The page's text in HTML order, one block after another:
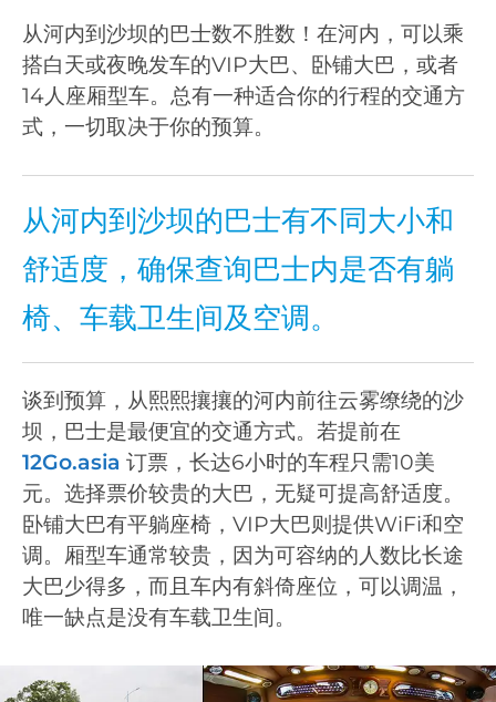
从河内到沙坝的巴士数不胜数！在河内，可以乘
搭白天或夜晚发车的VIP大巴、卧铺大巴，或者
14人座厢型车。总有一种适合你的行程的交通方
式，一切取决于你的预算。
从河内到沙坝的巴士有不同大小和
舒适度，确保查询巴士内是否有躺
椅、车载卫生间及空调。
谈到预算，从熙熙攘攘的河内前往云雾缭绕的沙
坝，巴士是最便宜的交通方式。若提前在
12Go.asia 订票，长达6小时的车程只需10美
元。选择票价较贵的大巴，无疑可提高舒适度。
卧铺大巴有平躺座椅，VIP大巴则提供WiFi和空
调。厢型车通常较贵，因为可容纳的人数比长途
大巴少得多，而且车内有斜倚座位，可以调温，
唯一缺点是没有车载卫生间。